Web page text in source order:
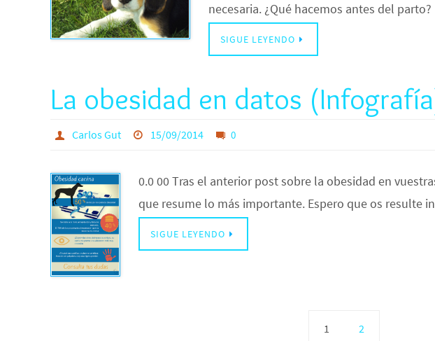
necesaria. ¿Qué hacemos antes del
SIGUE LEYENDO
La obesidad en datos
Carlos Gut 15/09/2014 0
0.0 00 Tras el anterior post sobre la obesidad en
que resume lo más importante. Espero que os resulte
SIGUE LEYENDO
1 2